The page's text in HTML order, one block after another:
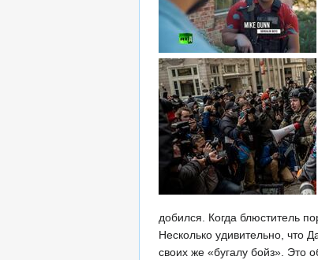
добился. Когда блюститель
Несколько удивительно, что
своих же «бугалу бойз». Это